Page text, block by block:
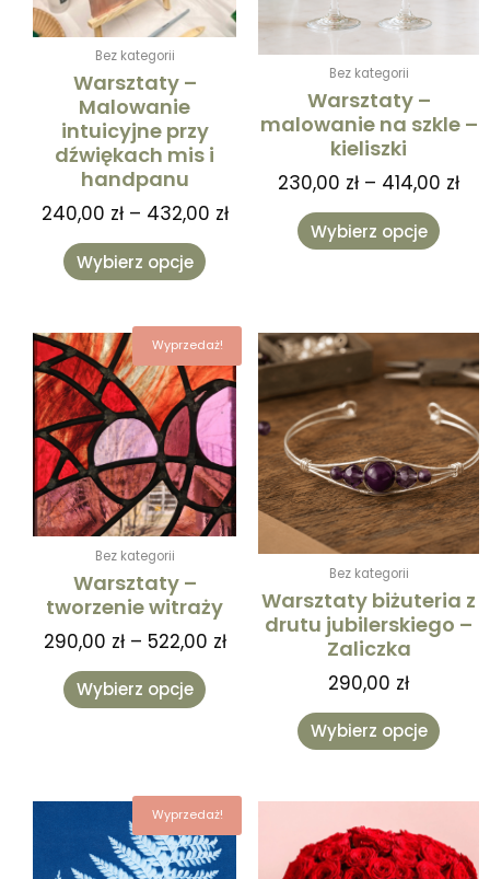
Bez kategorii
Warsztaty –
Malowanie
intuicyjne przy
dźwiękach mis i
handpanu
240,00 zł – 432,00 zł
Wybierz opcje
wybrać
na
Bez kategorii
Warsztaty –
malowanie na szkle –
kieliszki
230,00 zł – 414,00 zł
Wybierz opcje
stronie
Wyprzedaż!
Bez kategorii
Warsztaty –
tworzenie witraży
290,00 zł – 522,00 zł
Zakres
cen:
od
290,00 zł
do
522,00 zł
Wybierz opcje
Ten
produkt
ma
wiele
wariantów.
Opcje
można
wybrać
na
Bez kategorii
Warsztaty biżuteria z
drutu jubilerskiego –
Zaliczka
290,00 zł
Wybierz opcje
ma
wiele
Opcje
można
na
stronie
Wyprzedaż!
cen:
Ten
produkt
ma